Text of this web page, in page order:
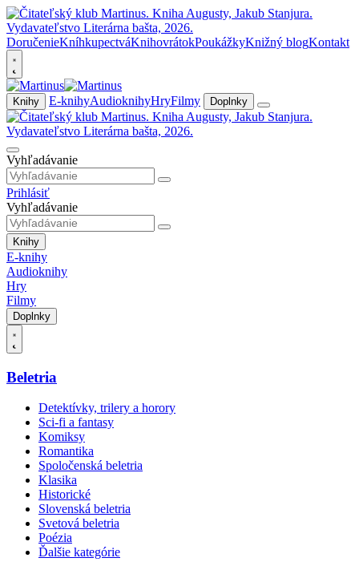
DoručenieKníhkupectváKnihovrátokPoukážkyKnižný blogKontakt
Knihy E-knihyAudioknihyHryFilmy Doplnky
Vyhľadávanie
Prihlásiť
Vyhľadávanie
Knihy
E-knihy
Audioknihy
Hry
Filmy
Doplnky
Beletria
Detektívky, trilery a horory
Sci-fi a fantasy
Komiksy
Romantika
Spoločenská beletria
Klasika
Historické
Slovenská beletria
Svetová beletria
Poézia
Ďalšie kategórie